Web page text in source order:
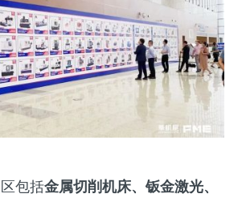
包括金属切削机床、钣金激光、